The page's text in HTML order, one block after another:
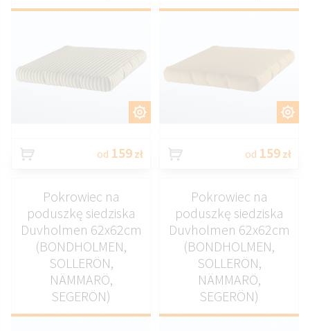
od 159 zł od 159 zł
Pokrowiec na
poduszkę siedziska
Duvholmen 62x62cm
(BONDHOLMEN,
SOLLERÖN,
NÄMMARÖ,
SEGERÖN)
Pokrowiec na
poduszkę siedziska
Duvholmen 62x62cm
(BONDHOLMEN,
SOLLERÖN,
NÄMMARÖ,
SEGERÖN)